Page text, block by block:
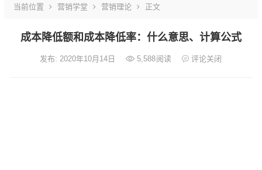
当前位置 营销学堂 营销理论 正文
成本降低额和成本降低率：什么意思、计算公式
发布: 2020年10月14日 5,588阅读 评论关闭